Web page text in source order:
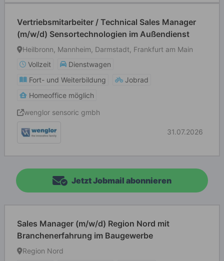
Vertriebsmitarbeiter / Technical Sales Manager
(m/w/d) Sensortechnologien im Außendienst
Heilbronn, Mannheim, Darmstadt, Frankfurt am Main
Vollzeit
Dienstwagen
Fort- und Weiterbildung
Jobrad
Homeoffice möglich
wenglor sensoric gmbh
31.07.2026
Jetzt Jobmail abonnieren
Sales Manager (m/w/d) Region Nord mit
Branchenerfahrung im Baugewerbe
Region Nord